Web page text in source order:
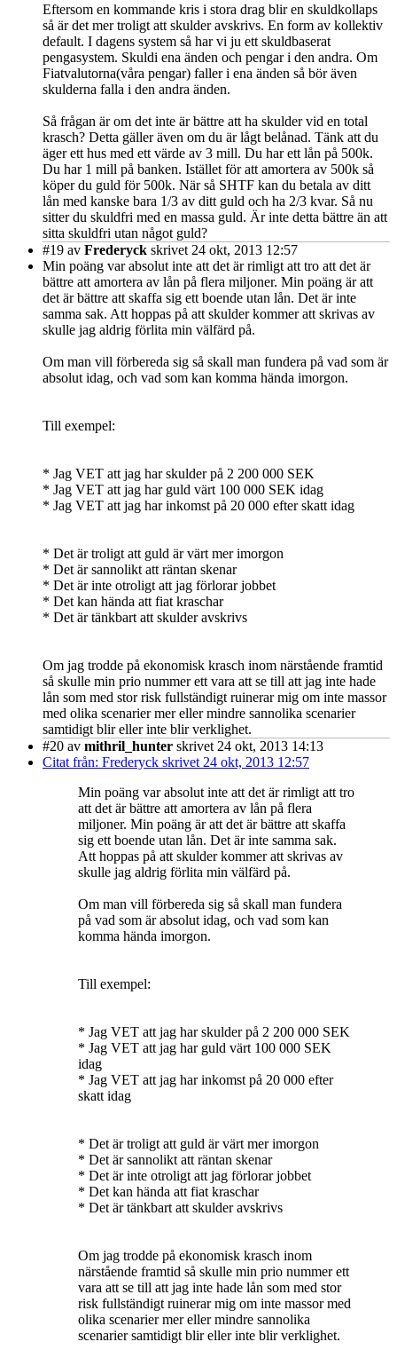
Eftersom en kommande kris i stora drag blir en skuldkollaps
så är det mer troligt att skulder avskrivs. En form av kollektiv
default. I dagens system så har vi ju ett skuldbaserat
pengasystem. Skuldi ena änden och pengar i den andra. Om
Fiatvalutorna(våra pengar) faller i ena änden så bör även
skulderna falla i den andra änden.
Så frågan är om det inte är bättre att ha skulder vid en total
krasch? Detta gäller även om du är lågt belånad. Tänk att du
äger ett hus med ett värde av 3 mill. Du har ett lån på 500k.
Du har 1 mill på banken. Istället för att amortera av 500k så
köper du guld för 500k. När så SHTF kan du betala av ditt
lån med kanske bara 1/3 av ditt guld och ha 2/3 kvar. Så nu
sitter du skuldfri med en massa guld. Är inte detta bättre än att
sitta skuldfri utan något guld?
#19 av Frederyck skrivet 24 okt, 2013 12:57
Min poäng var absolut inte att det är rimligt att tro att det är
bättre att amortera av lån på flera miljoner. Min poäng är att
det är bättre att skaffa sig ett boende utan lån. Det är inte
samma sak. Att hoppas på att skulder kommer att skrivas av
skulle jag aldrig förlita min välfärd på.
Om man vill förbereda sig så skall man fundera på vad som är
absolut idag, och vad som kan komma hända imorgon.
Till exempel:
* Jag VET att jag har skulder på 2 200 000 SEK
* Jag VET att jag har guld värt 100 000 SEK idag
* Jag VET att jag har inkomst på 20 000 efter skatt idag
* Det är troligt att guld är värt mer imorgon
* Det är sannolikt att räntan skenar
* Det är inte otroligt att jag förlorar jobbet
* Det kan hända att fiat kraschar
* Det är tänkbart att skulder avskrivs
Om jag trodde på ekonomisk krasch inom närstående framtid
så skulle min prio nummer ett vara att se till att jag inte hade
lån som med stor risk fullständigt ruinerar mig om inte massor
med olika scenarier mer eller mindre sannolika scenarier
samtidigt blir eller inte blir verklighet.
#20 av mithril_hunter skrivet 24 okt, 2013 14:13
Citat från: Frederyck skrivet 24 okt, 2013 12:57
Min poäng var absolut inte att det är rimligt att tro
att det är bättre att amortera av lån på flera
miljoner. Min poäng är att det är bättre att skaffa
sig ett boende utan lån. Det är inte samma sak.
Att hoppas på att skulder kommer att skrivas av
skulle jag aldrig förlita min välfärd på.
Om man vill förbereda sig så skall man fundera
på vad som är absolut idag, och vad som kan
komma hända imorgon.
Till exempel:
* Jag VET att jag har skulder på 2 200 000 SEK
* Jag VET att jag har guld värt 100 000 SEK
idag
* Jag VET att jag har inkomst på 20 000 efter
skatt idag
* Det är troligt att guld är värt mer imorgon
* Det är sannolikt att räntan skenar
* Det är inte otroligt att jag förlorar jobbet
* Det kan hända att fiat kraschar
* Det är tänkbart att skulder avskrivs
Om jag trodde på ekonomisk krasch inom
närstående framtid så skulle min prio nummer ett
vara att se till att jag inte hade lån som med stor
risk fullständigt ruinerar mig om inte massor med
olika scenarier mer eller mindre sannolika
scenarier samtidigt blir eller inte blir verklighet.